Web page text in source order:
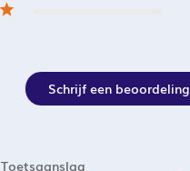
Schrijf een beoordeling
Toetsaanslag